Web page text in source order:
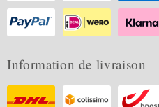
Information de livraison